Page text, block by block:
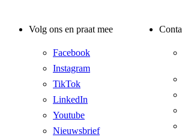
Volg ons en praat mee
Facebook
Instagram
TikTok
LinkedIn
Youtube
Nieuwsbrief